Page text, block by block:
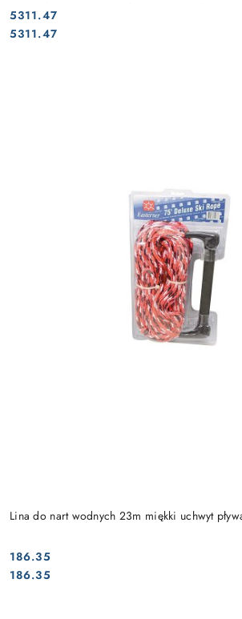
Cena:
5311.47
Cena:
5311.47
Lina do nart wodnych 23m miękki uchwyt
Cena:
186.35
Cena:
186.35